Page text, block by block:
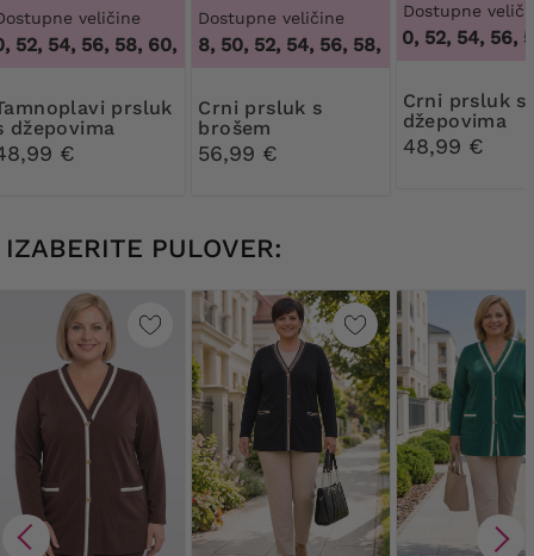
veličine
54, 56, 58, 60, 62, 64,48, 50, 52, 54, 56, 58, 60, 62, 64
džepovima
€
Dostupne veličine
46, 48, 50, 52, 54, 56, 58, 60, 62, 64,46,
Crni prsluk s
brošem
56,99 €
Dostupne
48, 50, 52, 54, 56,
Crni prsluk s
džepovima
48,99 €
IZABERITE PULOVER: